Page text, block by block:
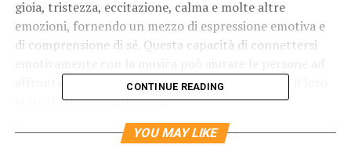
gioia, tristezza, eccitazione, calma e molte altre
emozioni, fornendo un mezzo di espressione emotiva e
di comprensione di sé. Questa capacità di connettersi
affrontare lo stress, alleviare l’ansia e migliorare il loro
stato d’animo complessivo.
A livello neurologico, la musica attiva diverse regioni del
CONTINUE READING
YOU MAY LIKE